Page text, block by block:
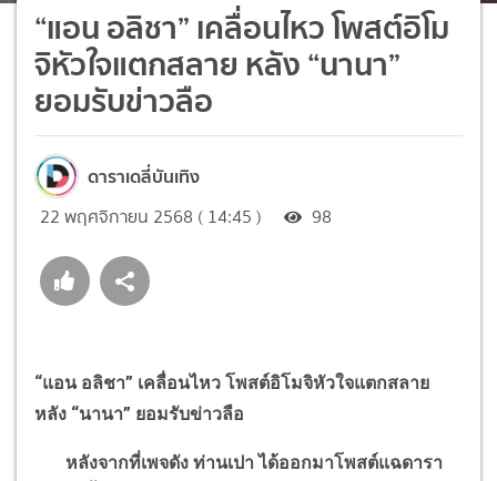
“แอน อลิชา” เคลื่อนไหว โพสต์อิโม
จิหัวใจแตกสลาย หลัง “นานา”
ยอมรับข่าวลือ
ดาราเดลี่บันเทิง
22 พฤศจิกายน 2568 ( 14:45 ) 98
“แอน อลิชา” เคลื่อนไหว โพสต์อิโมจิหัวใจแตกสลาย
หลัง “นานา” ยอมรับข่าวลือ
หลังจากที่เพจดัง ท่านเปา ได้ออกมาโพสต์แฉดารา